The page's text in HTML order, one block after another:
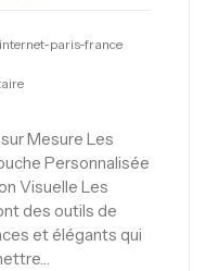
internet-paris-france
Mesure Les
Personnalisée
Visuelle Les
des outils de
et élégants qui